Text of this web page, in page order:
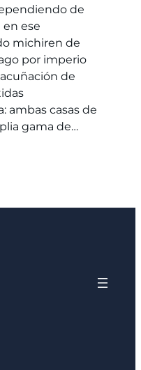
de
ese
michiren de
por imperio
de
ambas casas de
gama de…